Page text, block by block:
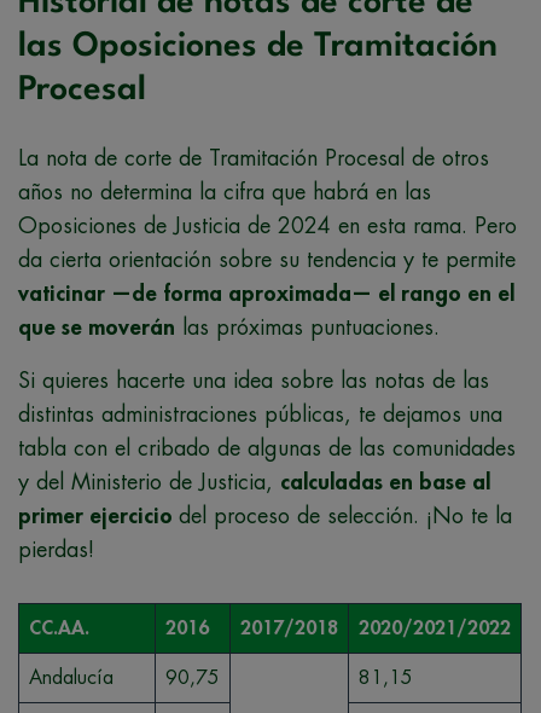
las Oposiciones de Tramitación
Procesal
La nota de corte de Tramitación Procesal de otros
años no determina la cifra que habrá en las
Oposiciones de Justicia de 2024 en esta rama. Pero
da cierta orientación sobre su tendencia y te permite
vaticinar —de forma aproximada— el rango en el
que se moverán las próximas puntuaciones.
Si quieres hacerte una idea sobre las notas de las
distintas administraciones públicas, te dejamos una
tabla con el cribado de algunas de las comunidades
y del Ministerio de Justicia, calculadas en base al
primer ejercicio del proceso de selección. ¡No te la
pierdas!
CC.AA. 2016 2017/2018 2020/2021/2022
Andalucía 90,75 81,15